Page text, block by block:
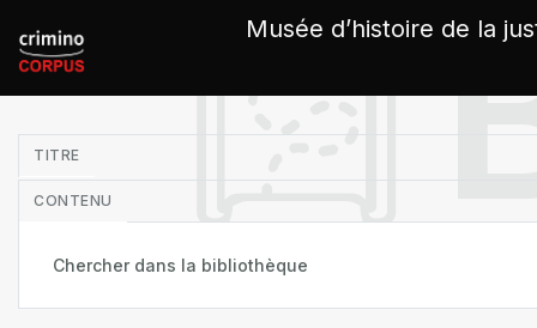
Musée d’histoire de la
TITRE
CONTENU
Panneau de gestion des cookies